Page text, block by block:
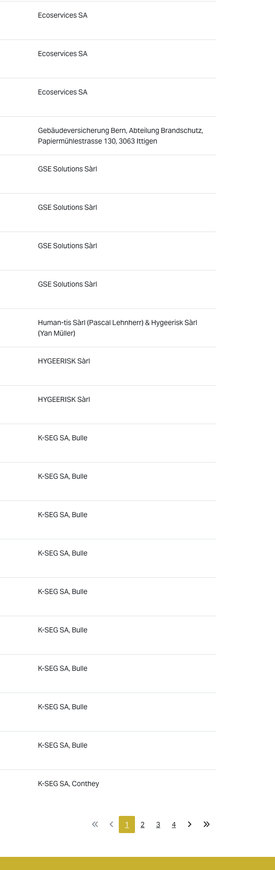
Ecoservices SA
Ecoservices SA
Ecoservices SA
Gebäudeversicherung Bern, Abteilung Brandschutz,
Papiermühlestrasse 130, 3063 Ittigen
GSE Solutions Sàrl
GSE Solutions Sàrl
GSE Solutions Sàrl
GSE Solutions Sàrl
Human-tis Sàrl (Pascal Lehnherr) & Hygeerisk Sàrl
(Yan Müller)
HYGEERISK Sàrl
HYGEERISK Sàrl
K-SEG SA, Bulle
K-SEG SA, Bulle
K-SEG SA, Bulle
K-SEG SA, Bulle
K-SEG SA, Bulle
K-SEG SA, Bulle
K-SEG SA, Bulle
K-SEG SA, Bulle
K-SEG SA, Bulle
K-SEG SA, Conthey
1 2 3 4